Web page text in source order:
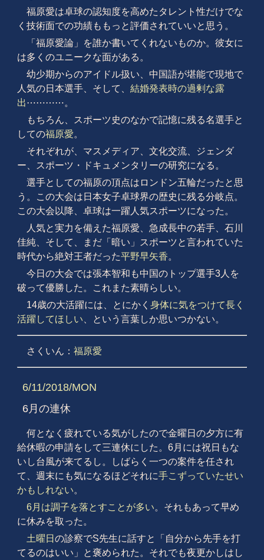
福原愛は卓球の認知度を高めたタレント性だけでな
く技術面での功績ももっと評価されていいと思う。
「福原愛論」を誰か書いてくれないものか。彼女に
は多くのユニークな面がある。
幼少期からのアイドル扱い、中国語が堪能で現地で
人気の日本選手、そして、 結婚発表時の過剰な露
出⋯⋯⋯⋯。
もちろん、スポーツ史のなかで記憶に残る名選手と
しての福原愛。
それぞれが、マスメディア、文化交流、ジェンダ
ー、スポーツ・ドキュメンタリーの研究になる。
選手としての福原の頂点はロンドン五輪だったと思
う。この大会は日本女子卓球界の歴史に残る分岐点。
この大会以降、卓球は一躍人気スポーツになった。
人気と実力を備えた福原愛、急成長中の若手、石川
佳純、そして、まだ「暗い」スポーツと言われていた
時代から絶対王者だった平野早矢香。
今日の大会では張本智和も中国のトップ選手3人を
破って優勝した。これまた素晴らしい。
14歳の大活躍には、とにかく 身体に気をつけて長く
活躍してほしい 、という言葉しか思いつかない。
さくいん： 福原愛
6/11/2018/MON
6月の連休
何となく疲れている気がしたので金曜日の夕方に有
給休暇の申請をして三連休にした。6月には祝日もな
いし台風が来てるし。しばらく一つの案件を任され
て、週末にも気になるほどそれに手こずっていたせい
かもしれない。
6月は調子を落とすことが多い。それもあって早め
に休みを取った。
土曜日 の診察でS先生に話すと「自分から先手を打
てるのはいい」と褒められた。それでも夜更かしはし